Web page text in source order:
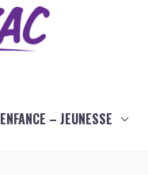
ENFANCE – JEUNESSE